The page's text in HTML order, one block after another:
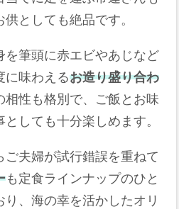
としても絶品です。
を筆頭に赤エビやあじなど
に味わえるお造り盛り合わ
相性も格別で、ご飯とお味
しても十分楽しめます。
ご夫婦が試行錯誤を重ねて
も定食ラインナップのひと
、海の幸を活かしたオリ